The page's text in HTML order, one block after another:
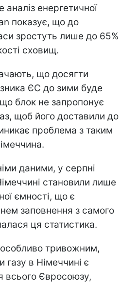
аналіз енергетичної
показує, що до
зростуть лише до 65%
сховищ.
що досягти
ЄС до зими буде
блок не запропонує
щоб його доставили до
проблема з таким
даними, у серпні
становили лише
ємності, що є
заповнення з самого
ця статистика.
тривожним,
газу в Німеччині є
всього Євросоюзу,